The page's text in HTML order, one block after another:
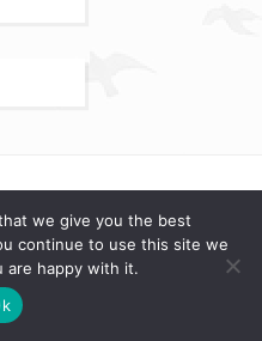
de știri
we give you the best
continue to use this site we
are happy with it.